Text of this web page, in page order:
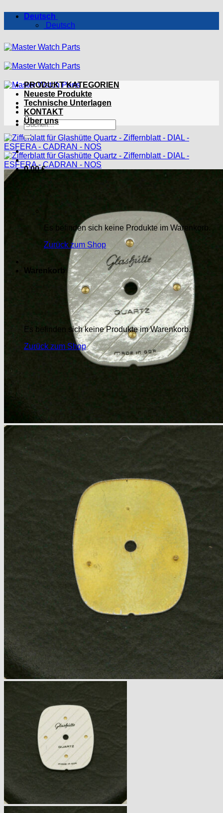
Inhalt
Deutsch
Deutsch
Suchen
nach:
0,00€
Es befinden sich keine Produkte im Warenkorb.
Zurück zum Shop
Warenkorb
Es befinden sich keine Produkte im Warenkorb.
Zurück zum Shop
PRODUKT KATEGORIEN
Neueste Produkte
Technische Unterlagen
KONTAKT
Über uns